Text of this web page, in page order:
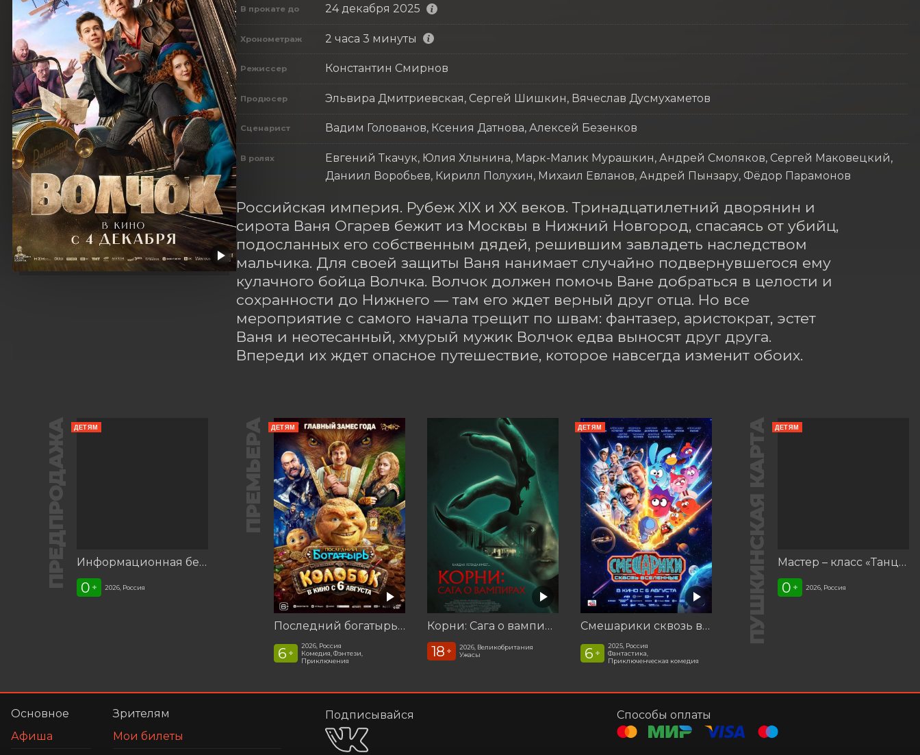
В прокате до 24 декабря 2025
Хронометраж 2 часа 3 минуты
Режиссер Константин Смирнов
Продюсер Эльвира Дмитриевская, Сергей Шишкин, Вячеслав Дусмухаметов
Сценарист Вадим Голованов, Ксения Датнова, Алексей Безенков
В ролях
Евгений Ткачук, Юлия Хлынина, Марк-Малик Мурашкин, Андрей Смоляков, Сергей Маковецкий,
Даниил Воробьев, Кирилл Полухин, Михаил Евланов, Андрей Пынзару, Фёдор Парамонов
Российская империя. Рубеж XIX и XX веков. Тринадцатилетний дворянин и
сирота Ваня Огарев бежит из Москвы в Нижний Новгород, спасаясь от убийц,
подосланных его собственным дядей, решившим завладеть наследством
мальчика. Для своей защиты Ваня нанимает случайно подвернувшегося ему
кулачного бойца Волчка. Волчок должен помочь Ване добраться в целости и
сохранности до Нижнего — там его ждет верный друг отца. Но все
мероприятие с самого начала трещит по швам: фантазер, аристократ, эстет
Ваня и неотесанный, хмурый мужик Волчок едва выносят друг друга.
Впереди их ждет опасное путешествие, которое навсегда изменит обоих.
ПРЕДПРОДАЖА ДЕТЯМ
Информационная беседа «Наш мир без террора», посвящённая Дню солидарности в борьбе с терроризмом
0 + 2026, Россия
ПРЕМЬЕРА ДЕТЯМ
Последний богатырь. Колобок
6 +
2026, Россия
Комедия, Фэнтези,
Приключения
Корни: Сага о вампирах
18 +
2026, Великобритания
Ужасы
ДЕТЯМ
Смешарики сквозь вселенные
6 +
2025, Россия
Фантастика,
Приключенческая комедия
ПУШКИНСКАЯ КАРТА ДЕТЯМ
Мастер – класс «Танцуй со мной»
0 + 2026, Россия
Основное
Афиша
Зрителям
Мои билеты
Подписывайся Способы оплаты